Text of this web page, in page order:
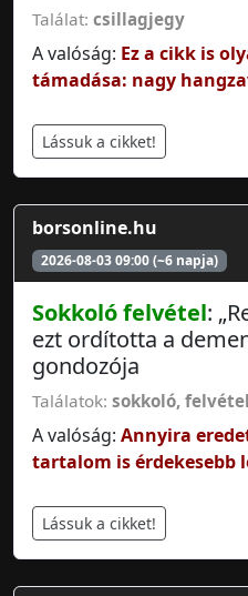
Találat: csillagjegy
A valóság: Ez a cikk is
támadása: nagy
Lássuk a cikket!
borsonline.hu
2026-08-03 09:00 (~6 napja)
Sokkolófelvétel:
ezt ordította a
gondozója
Találatok: sokkoló, felvétel
A valóság: Annyira
tartalom is érdekesebb
Lássuk a cikket!